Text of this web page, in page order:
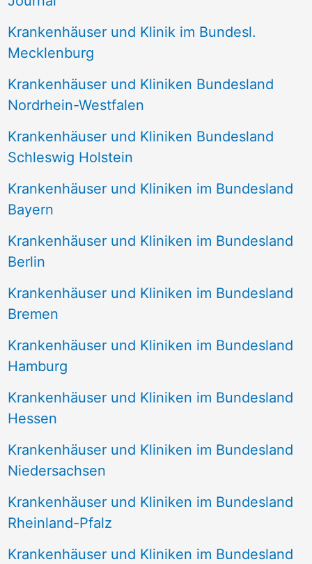
c
:
Krankenhäuser und Klinik im Bundesl.
Mecklenburg
Krankenhäuser und Kliniken Bundesland
Nordrhein-Westfalen
Krankenhäuser und Kliniken Bundesland
Schleswig Holstein
Krankenhäuser und Kliniken im Bundesland
Bayern
Krankenhäuser und Kliniken im Bundesland
Berlin
Krankenhäuser und Kliniken im Bundesland
Bremen
Krankenhäuser und Kliniken im Bundesland
Hamburg
Krankenhäuser und Kliniken im Bundesland
Hessen
Krankenhäuser und Kliniken im Bundesland
Niedersachsen
Krankenhäuser und Kliniken im Bundesland
Rheinland-Pfalz
Krankenhäuser und Kliniken im Bundesland